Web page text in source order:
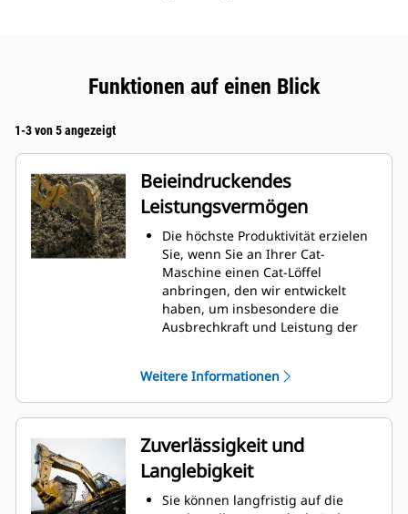
Funktionen auf einen Blick
1-3 von 5 angezeigt
Beieindruckendes
Leistungsvermögen
Die höchste Produktivität erzielen
Sie, wenn Sie an Ihrer Cat-
Maschine einen Cat-Löffel
anbringen, den wir entwickelt
haben, um insbesondere die
Ausbrechkraft und Leistung der
verbessert den Materialfluss in
den Löffel. Die zusätzliche
Rückenfreiheit verhindert ein
Schleifen der Unterseite des
Löffels, wodurch Wartungskosten
gesenkt werden.
Der Kraftstoffverbrauch ist beim
Graben am höchsten. Cat-Löffel
Weitere Informationen
Zuverlässigkeit und
Langlebigkeit
Sie können langfristig auf die